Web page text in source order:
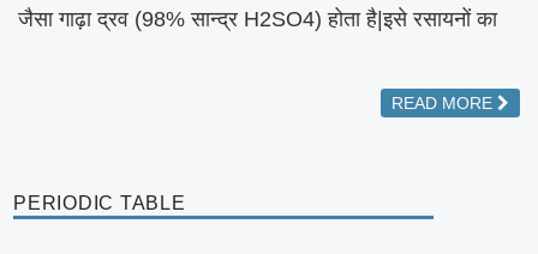
जैसा गाढ़ा द्रव (98% सान्द्र H2SO4) होता है|इसे रसायनों का
READ MORE
PERIODIC TABLE